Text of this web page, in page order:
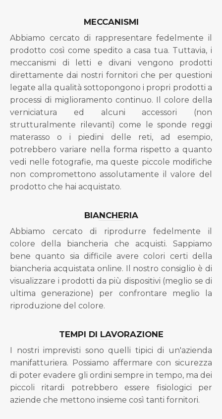
MECCANISMI
Abbiamo cercato di rappresentare fedelmente il
prodotto così come spedito a casa tua. Tuttavia, i
meccanismi di letti e divani vengono prodotti
direttamente dai nostri fornitori che per questioni
legate alla qualità sottopongono i propri prodotti a
processi di miglioramento continuo. Il colore della
verniciatura ed alcuni accessori (non
strutturalmente rilevanti) come le sponde reggi
materasso o i piedini delle reti, ad esempio,
potrebbero variare nella forma rispetto a quanto
vedi nelle fotografie, ma queste piccole modifiche
non compromettono assolutamente il valore del
prodotto che hai acquistato.
BIANCHERIA
Abbiamo cercato di riprodurre fedelmente il
colore della biancheria che acquisti. Sappiamo
bene quanto sia difficile avere colori certi della
biancheria acquistata online. Il nostro consiglio è di
visualizzare i prodotti da più dispositivi (meglio se di
ultima generazione) per confrontare meglio la
riproduzione del colore.
TEMPI DI LAVORAZIONE
I nostri imprevisti sono quelli tipici di un'azienda
manifatturiera. Possiamo affermare con sicurezza
di poter evadere gli ordini sempre in tempo, ma dei
piccoli ritardi potrebbero essere fisiologici per
aziende che mettono insieme così tanti fornitori.